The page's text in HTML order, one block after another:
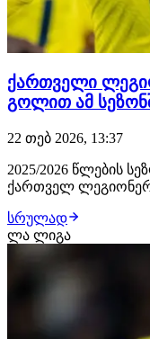
ქართველი
გოლით ამ
22 თებ 2026, 13:37
2025/2026 წლების
ქართველ
შორის საუკეთესო
გამოკვეთილია 3
ბურთი), გიორგი
დავითა…
სრულად
ლა ლიგა